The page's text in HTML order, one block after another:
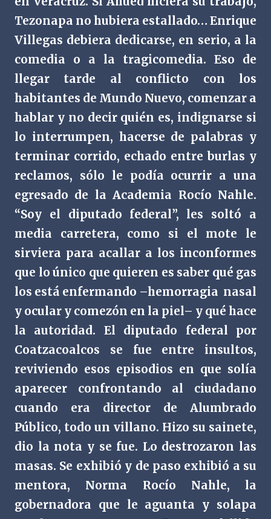
Tezonapa no hubiera estallado… Enrique
Villegas debiera dedicarse, en serio, a la
comedia o a la tragicomedia. Eso de
llegar tarde al conflicto con los
habitantes de Mundo Nuevo, comenzar a
hablar y no decir quién es, indignarse si
lo interrumpen, hacerse de palabras y
terminar corrido, echado entre burlas y
reclamos, sólo le podía ocurrir a una
egresado de la Academia Rocío Nahle.
“Soy el diputado federal”, les soltó a
media carretera, como si el mote le
sirviera para acallar a los inconformes
que lo único que quieren es saber qué gas
los está enfermando –hemorragia nasal
y ocular y comezón en la piel– y qué hace
la autoridad. El diputado federal por
Coatzacoalcos se fue entre insultos,
reviviendo esos episodios en que solía
aparecer confrontando al ciudadano
cuando era director de Alumbrado
Público, todo un villano. Hizo su sainete,
dio la nota y se fue. Lo destrozaron las
masas. Se exhibió y de paso exhibió a su
mentora, Norma Rocío Nahle, la
gobernadora que le aguanta y solapa